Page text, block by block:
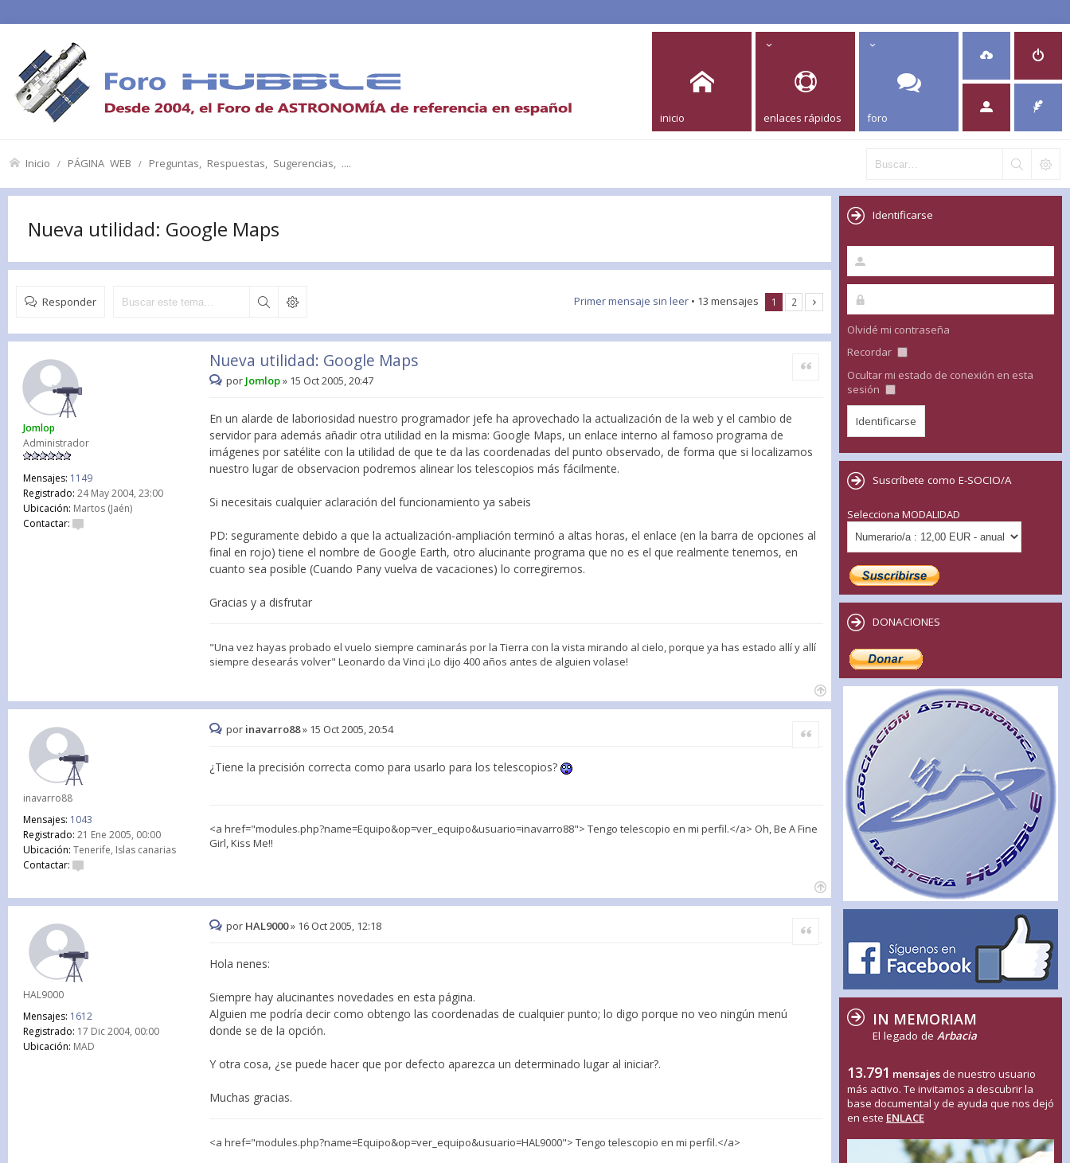
inicio enlaces rápidos foro
Inicio PÁGINA WEB Preguntas, Respuestas, Sugerencias, ....
Nueva utilidad: Google Maps
Responder Primer mensaje sin leer • 13 mensajes 1 2
Jomlop
Administrador
Mensajes: 1149
Registrado: 24 May 2004, 23:00
Ubicación: Martos (Jaén)
Contactar:
Nueva utilidad: Google Maps Citar
por Jomlop» 15 Oct 2005, 20:47
En un alarde de laboriosidad nuestro programador jefe ha aprovechado la actualización de la web y el cambio de
servidor para además añadir otra utilidad en la misma: Google Maps, un enlace interno al famoso programa de
imágenes por satélite con la utilidad de que te da las coordenadas del punto observado, de forma que si localizamos
nuestro lugar de observacion podremos alinear los telescopios más fácilmente.
Si necesitais cualquier aclaración del funcionamiento ya sabeis
PD: seguramente debido a que la actualización-ampliación terminó a altas horas, el enlace (en la barra de opciones al
final en rojo) tiene el nombre de Google Earth, otro alucinante programa que no es el que realmente tenemos, en
cuanto sea posible (Cuando Pany vuelva de vacaciones) lo corregiremos.
Gracias y a disfrutar
"Una vez hayas probado el vuelo siempre caminarás por la Tierra con la vista mirando al cielo, porque ya has estado allí y allí
siempre desearás volver" Leonardo da Vinci ¡Lo dijo 400 años antes de alguien volase!
inavarro88
Mensajes: 1043
Registrado: 21 Ene 2005, 00:00
Ubicación: Tenerife, Islas canarias
Contactar:
Citar
por inavarro88» 15 Oct 2005, 20:54
¿Tiene la precisión correcta como para usarlo para los telescopios?
<a href="modules.php?name=Equipo&op=ver_equipo&usuario=inavarro88"> Tengo telescopio en mi perfil.</a> Oh, Be A Fine
Girl, Kiss Me!!
HAL9000
Mensajes: 1612
Registrado: 17 Dic 2004, 00:00
Ubicación: MAD
Citar
por HAL9000» 16 Oct 2005, 12:18
Hola nenes:
Siempre hay alucinantes novedades en esta página.
Alguien me podría decir como obtengo las coordenadas de cualquier punto; lo digo porque no veo ningún menú
donde se de la opción.
Y otra cosa, ¿se puede hacer que por defecto aparezca un determinado lugar al iniciar?.
Muchas gracias.
<a href="modules.php?name=Equipo&op=ver_equipo&usuario=HAL9000"> Tengo telescopio en mi perfil.</a>
Identificarse
Olvidé mi contraseña
Recordar
Ocultar mi estado de conexión en esta
sesión
Suscríbete como E-SOCIO/A
Selecciona MODALIDAD
DONACIONES
IN MEMORIAM
El legado de Arbacia
13.791 mensajes de nuestro usuario
más activo. Te invitamos a descubrir la
base documental y de ayuda que nos dejó
en este ENLACE